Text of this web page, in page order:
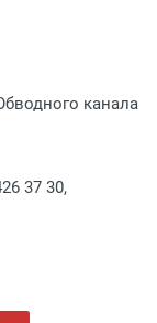
канала
37 30,